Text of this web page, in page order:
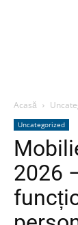
Acasă
Uncategorized
2026